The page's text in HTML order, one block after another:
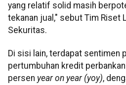
yang relatif solid masih
tekanan jual," sebut Tim Riset
Sekuritas.
Di sisi lain, terdapat sentimen
pertumbuhan kredit
persen year on year (yoy),